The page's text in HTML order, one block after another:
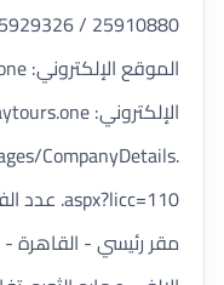
الإلكتروني:
CompanyDetails.
مقر رئيسي - القاهرة